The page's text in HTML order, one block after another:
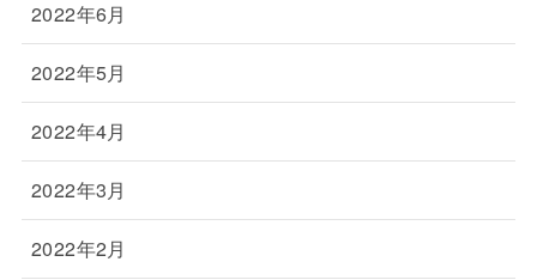
2022年6月
2022年5月
2022年4月
2022年3月
2022年2月